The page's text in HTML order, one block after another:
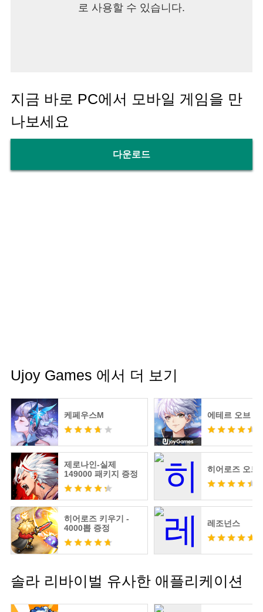
로 사용할 수 있습니다.
지금 바로 PC에서 모바일 게임을 만
나보세요
다운로드
Ujoy Games 에서 더 보기
케페우스M 에테르 오브 판
제로나인-실제
149000 패키지 증정
히어로즈 오브
히어로즈 키우기 -
4000뽑 증정
레조넌스
솔라 리바이벌 유사한 애플리케이션